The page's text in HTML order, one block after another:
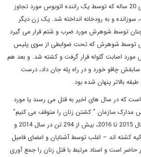
و خانه می گویند. دانشجویی 20 ساله که توسط یک راننده اتوبوس مورد تجاوز
سوزانده و به رودخانه انداخته شد. یک زن دیگر
توسط شوهرش مورد ضرب و شتم قرار می گیرد
توسط شوهرش که تحت ضوابطی از سوی پلیس
مورد اصابت گلوله قرار گرفت و کشته شد. و بعد هم
چاقو خورد و در راه پله جان داد، درست
بالاتر پنهان شده بود.
است که در سال های اخیر به قتل می رسند یا مورد
مدارک سازمان " کشتن زنان را متوقف می کنیم"
دست کم 414 زن در طی سال 2015 تا 2016، بیش از 294 تن در سال 2014 و
در سال 2013 در ترکیه کشته اند – اغلب توسط آشنایان و اعضای فامیل
است و اسناد مرتبط با قتل زنان را جمع آوری